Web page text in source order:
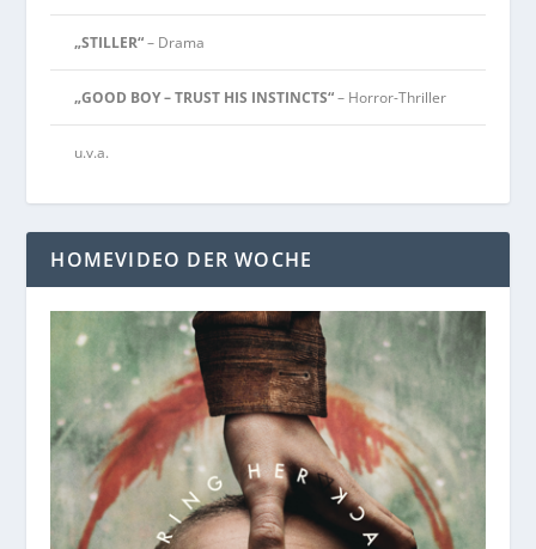
„STILLER“– Drama
„GOOD BOY – TRUST HIS INSTINCTS“– Horror-Thriller
u.v.a.
HOMEVIDEO DER WOCHE